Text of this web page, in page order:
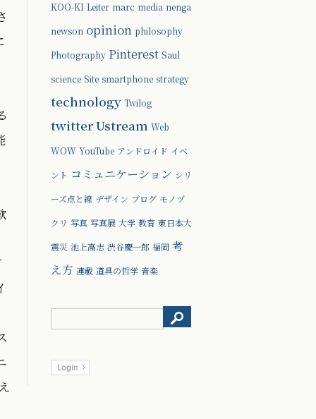
KOO-KI Leiter marc media nenga
newson opinion philosophy
Photography Pinterest Saul
science Site smartphone strategy
technology Twilog
twitterUstream Web
WOW YouTube アンドロイド イベ
ント コミュニケーション シリ
ーズ点と線 デザイン ブログ モノヅ
クリ 写真 写真展 大学 教育 東日本大
震災 池上高志 渋谷慶一郎 福岡 考
え方 連載 道具の哲学 音楽